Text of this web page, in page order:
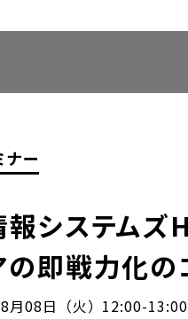
ナー
報システムズ
の即戦力化の
月08日（火） 12:00-13:00